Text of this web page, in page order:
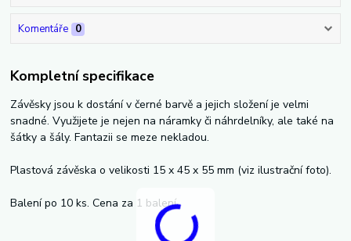
Komentáře 0
Kompletní specifikace
Závěsky jsou k dostání v černé barvě a jejich složení je velmi
snadné. Využijete je nejen na náramky či náhrdelníky, ale také na
šátky a šály. Fantazii se meze nekladou.
Plastová závěska o velikosti 15 x 45 x 55 mm (viz ilustrační foto).
Balení po 10 ks. Cena za 1 balení